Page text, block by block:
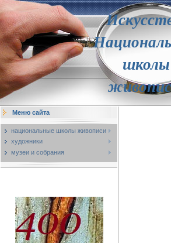
школы
Меню сайта
национальные школы живописи
художники
музеи и собрания